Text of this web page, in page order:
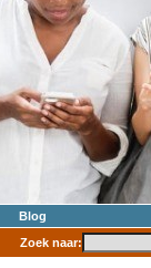
Blog
Zoek naar: